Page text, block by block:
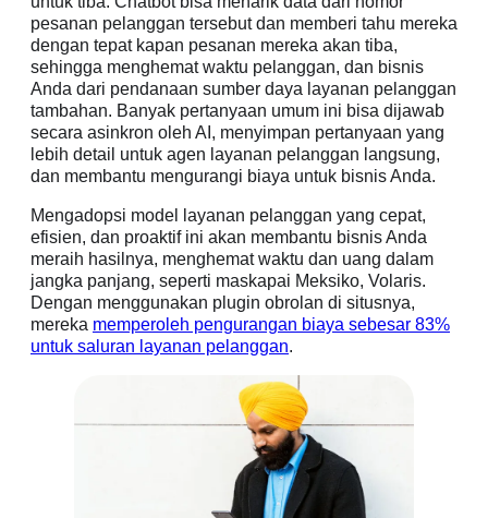
pesanan pelanggan tersebut dan memberi tahu mereka
dengan tepat kapan pesanan mereka akan tiba,
sehingga menghemat waktu pelanggan, dan bisnis
Anda dari pendanaan sumber daya layanan pelanggan
tambahan. Banyak pertanyaan umum ini bisa dijawab
secara asinkron oleh AI, menyimpan pertanyaan yang
lebih detail untuk agen layanan pelanggan langsung,
dan membantu mengurangi biaya untuk bisnis Anda.
Mengadopsi model layanan pelanggan yang cepat,
efisien, dan proaktif ini akan membantu bisnis Anda
meraih hasilnya, menghemat waktu dan uang dalam
jangka panjang, seperti maskapai Meksiko, Volaris.
Dengan menggunakan plugin obrolan di situsnya,
mereka memperoleh pengurangan biaya sebesar 83%
untuk saluran layanan pelanggan.